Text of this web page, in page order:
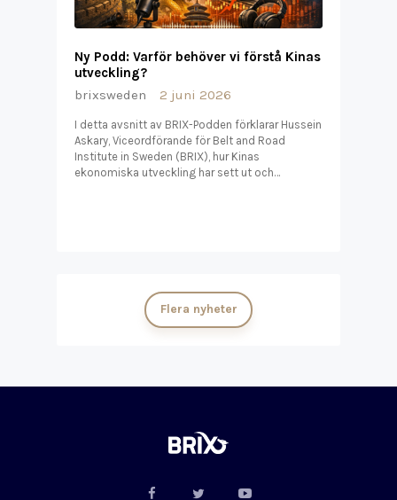
Ny Podd: Varför behöver vi förstå Kinas
utveckling?
brixsweden
2 juni 2026
I detta avsnitt av BRIX-Podden förklarar Hussein
Askary, Viceordförande för Belt and Road
Institute in Sweden (BRIX), hur Kinas
ekonomiska utveckling har sett ut och…
Flera nyheter